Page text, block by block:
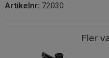
Artikelnr: 72030
Fler